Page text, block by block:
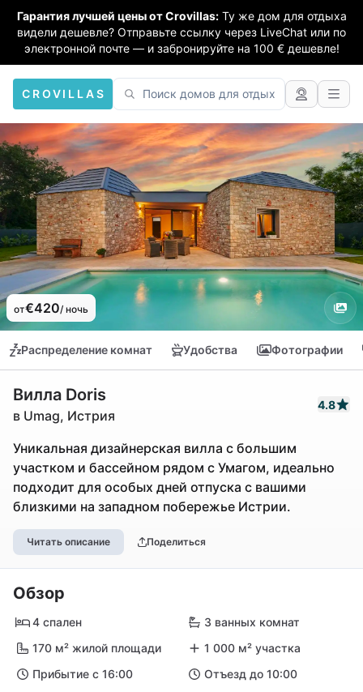
Гарантия лучшей цены от Crovillas: Ту же дом для отдыха
видели дешевле? Отправьте ссылку через LiveChat или по
электронной почте — и забронируйте на 100 € дешевле!
CROVILLAS
от€420/ ночь
Распределение комнат Удобства Фотографии
Вилла Doris
в Umag, Истрия
4.8
Уникальная дизайнерская вилла с большим
участком и бассейном рядом с Умагом, идеально
подходит для особых дней отпуска с вашими
близкими на западном побережье Истрии.
Читать описание Поделиться
Обзор
4 спален
3 ванных комнат
170 м² жилой площади
1 000 м² участка
Прибытие с 16:00
Отъезд до 10:00